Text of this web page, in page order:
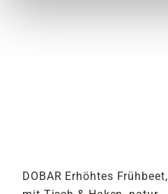
DOBAR Erhöhtes Frühbeet,